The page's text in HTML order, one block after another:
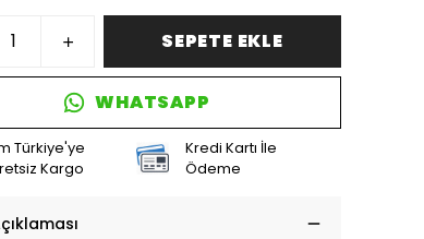
SEPETE EKLE
WHATSAPP
Türkiye'ye
Kargo
Kredi Kartı İle
Ödeme